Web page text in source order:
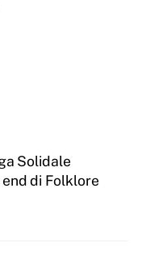
Solidale
end di Folklore